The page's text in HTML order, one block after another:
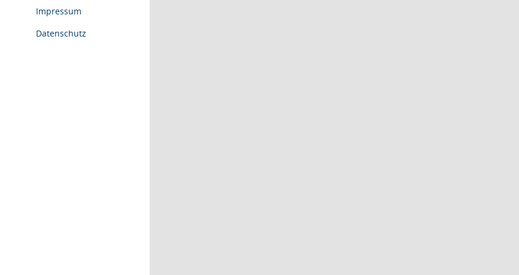
Impressum
Datenschutz